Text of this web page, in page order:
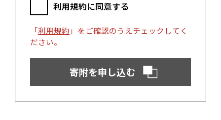
三木市（兵庫県）香美町（兵庫県）
中国エリア
米子市（鳥取県）
境港市（鳥取県）琴浦町（鳥取県）
日吉津村（鳥取県） 大山町（鳥取県）
江府町（鳥取県）松江市（島根県）
利用規約に同意する
「利用規約 」をご確認のうえチェックしてく
ださい。
寄附を申し込む